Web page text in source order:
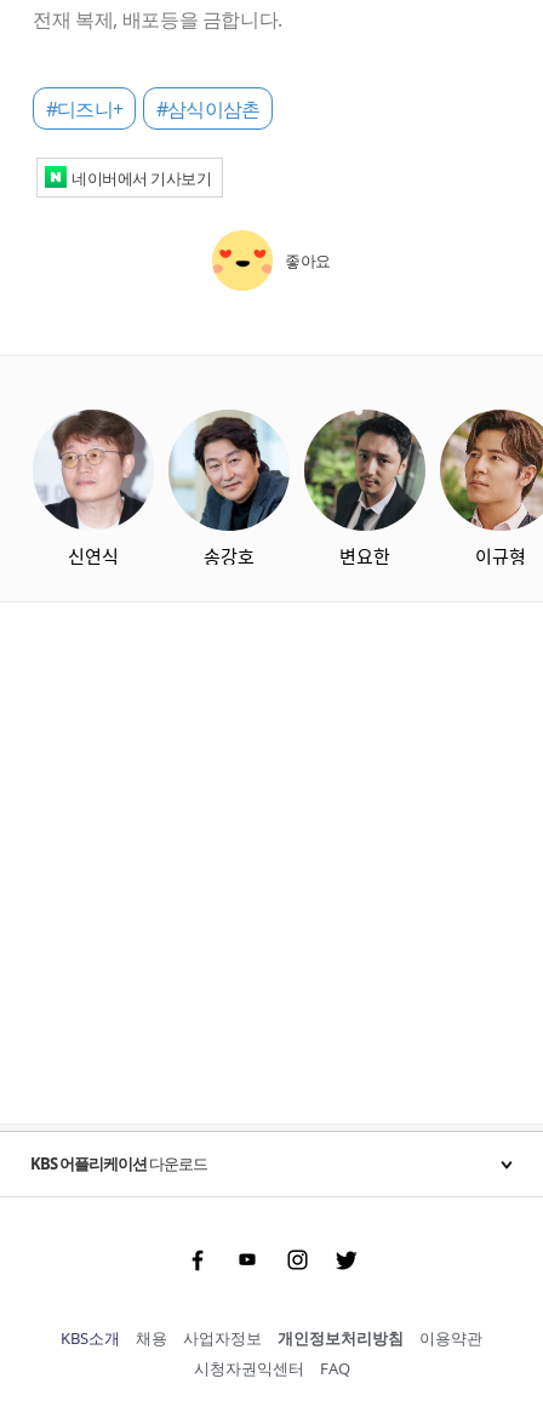
전재 복제, 배포등을 금합니다.
#디즈니+ #삼식이삼촌
네이버에서 기사보기
좋아요
신연식 송강호 변요한 이규형
KBS 어플리케이션다운로드
FacebookYoutubeInstgram Twitter
KBS소개 채용 사업자정보 개인정보처리방침
이용약관
시청자권익센터
FAQ